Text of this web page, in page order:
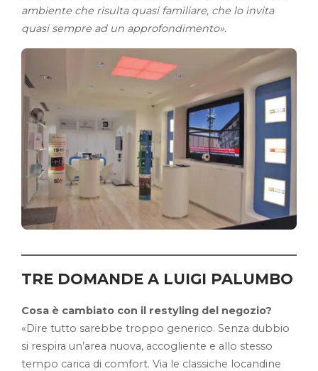
ambiente che risulta quasi familiare, che lo invita
quasi sempre ad un approfondimento».
TRE DOMANDE A LUIGI PALUMBO
Cosa è cambiato con il restyling del negozio?
«Dire tutto sarebbe troppo generico. Senza dubbio
si respira un’area nuova, accogliente e allo stesso
tempo carica di comfort. Via le classiche locandine